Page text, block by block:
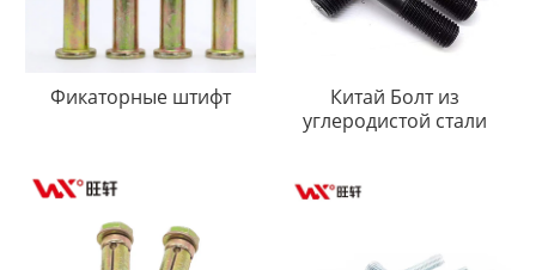
Фикаторные штифт
Китай Болт из
углеродистой стали